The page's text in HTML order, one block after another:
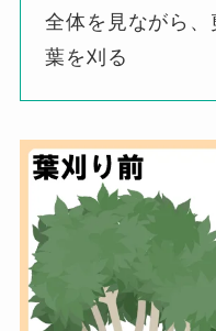
全体を見ながら
葉を刈る